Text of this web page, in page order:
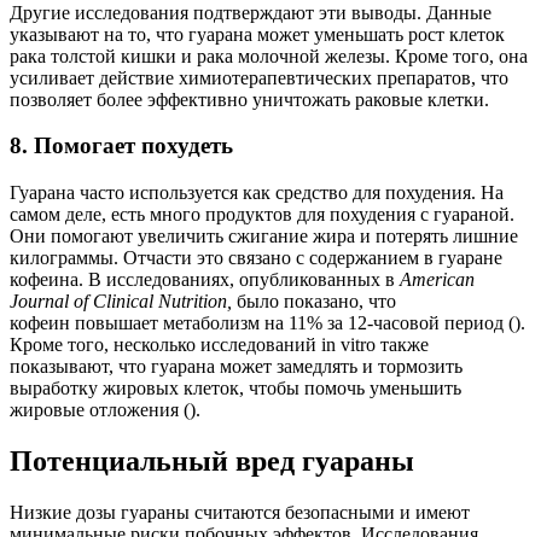
Другие исследования подтверждают эти выводы. Данные
указывают на то, что гуарана может уменьшать рост клеток
рака толстой кишки и рака молочной железы. Кроме того, она
усиливает действие химиотерапевтических препаратов, что
позволяет более эффективно уничтожать раковые клетки.
8. Помогает похудеть
Гуарана часто используется как средство для похудения. На
самом деле, есть много продуктов для похудения с гуараной.
Они помогают увеличить сжигание жира и потерять лишние
килограммы. Отчасти это связано с содержанием в гуаране
кофеина. В исследованиях, опубликованных в American
Journal of Clinical Nutrition, было показано, что
кофеин повышает метаболизм на 11% за 12-часовой период ().
Кроме того, несколько исследований in vitro также
показывают, что гуарана может замедлять и тормозить
выработку жировых клеток, чтобы помочь уменьшить
жировые отложения ().
Потенциальный вред гуараны
Низкие дозы гуараны считаются безопасными и имеют